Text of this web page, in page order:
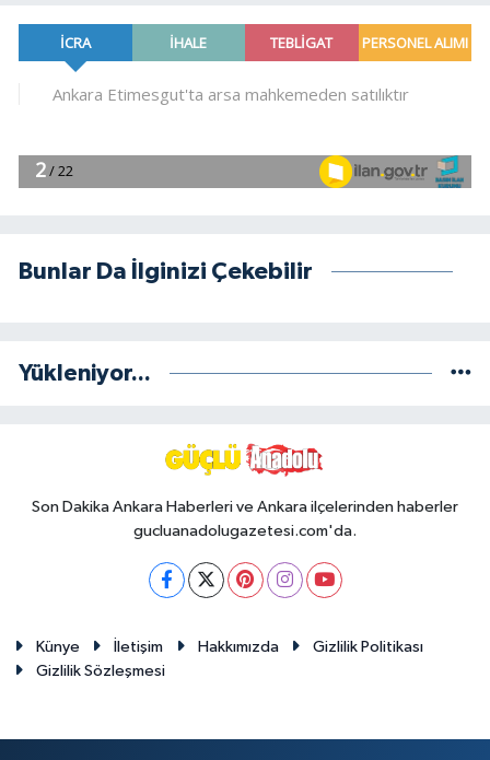
Bunlar Da İlginizi Çekebilir
Yükleniyor...
Son Dakika Ankara Haberleri ve Ankara ilçelerinden haberler
gucluanadolugazetesi.com'da.
Künye İletişim Hakkımızda
Gizlilik Politikası
Gizlilik Sözleşmesi